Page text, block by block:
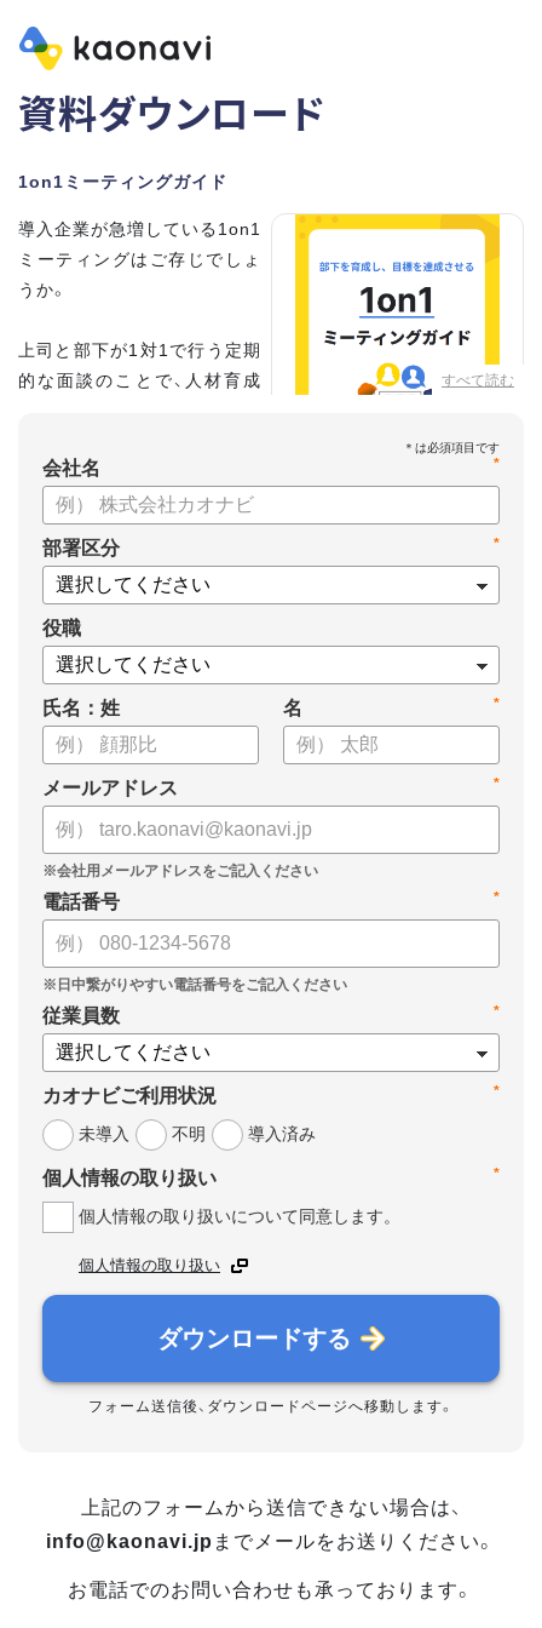
資料ダウンロード
1on1ミーティングガイド
すべて読む
導入企業が急増している1on1
ミーティングはご存じでしょ
うか。
上司と部下が1対1で行う定期
的な面談のことで、人材育成
こちらの資料では、
・1on1とは何か？
・1on1の基本的なやり方
・ 1on1 の基本アジェンダと質問例
についてまとめましたので、ぜひお役立てください。
*
会社名
*
部署区分
役職
氏名：姓 *
名
*
メールアドレス
*
電話番号
*
従業員数
*
カオナビご利用状況
未導入
不明 導入済み
*
個人情報の取り扱い
個人情報の取り扱いについて同意します。
個人情報の取り扱い
ダウンロードする
フォーム送信後、ダウンロードページへ移動します。
上記のフォームから送信できない場合は、
info@kaonavi.jp までメールをお送りください。
お電話でのお問い合わせも承っております。